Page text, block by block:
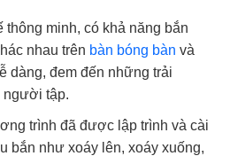
thông minh, có khả năng bắn
nhau trên bàn bóng bàn và
dàng, đem đến những trải
người tập.
trình đã được lập trình và cài
bắn như xoáy lên, xoáy xuống,